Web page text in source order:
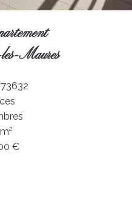
Maures
€